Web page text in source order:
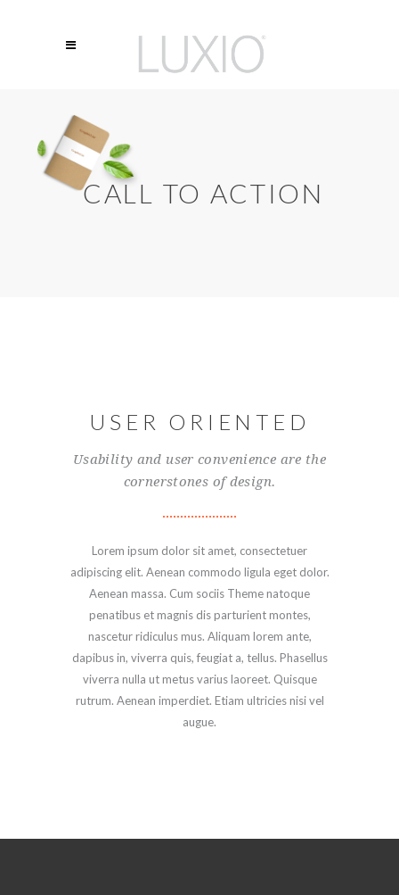
CALL TO ACTION
USER ORIENTED
Usability and user convenience are the
cornerstones of design.
Lorem ipsum dolor sit amet, consectetuer
adipiscing elit. Aenean commodo ligula eget dolor.
Aenean massa. Cum sociis Theme natoque
penatibus et magnis dis parturient montes,
nascetur ridiculus mus. Aliquam lorem ante,
dapibus in, viverra quis, feugiat a, tellus. Phasellus
viverra nulla ut metus varius laoreet. Quisque
rutrum. Aenean imperdiet. Etiam ultricies nisi vel
augue.